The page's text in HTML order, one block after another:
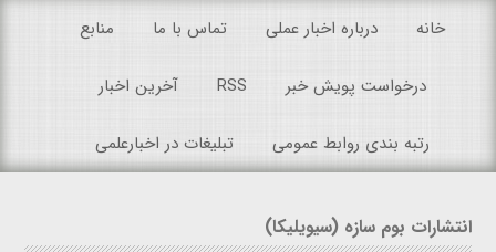
خانه درباره اخبار عملی تماس با ما منابع
درخواست پویش خبر RSS آخرین اخبار
رتبه بندی روابط عمومی تبلیغات در اخبارعلمی
انتشارات بوم سازه (سیویلیکا)